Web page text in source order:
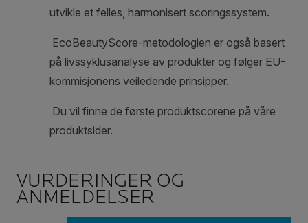
VURDERINGER OG
ANMELDELSER